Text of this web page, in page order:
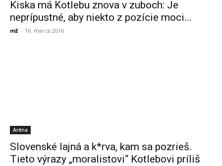
Kiska má Kotlebu znova v zuboch: Je
neprípustné, aby niekto z pozície moci…
mž - 16. marca 2016
Aréna
Slovenské lajná a k*rva, kam sa pozrieš.
Tieto výrazy „moralistovi“ Kotlebovi príliš